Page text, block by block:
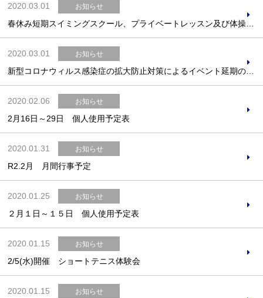
お問合せフォーム
交野市施設予約システム
2020.03.01 お知らせ
2020.03.01 お知らせ
2020.02.06 お知らせ
2月16日～29日 個人使用予定表
2020.01.31 お知らせ
R2.2月 月間行事予定
2020.01.25 お知らせ
２月１日～１５日 個人使用予定表
2020.01.15 お知らせ
2/5(水)開催 ショートテニス体験会
2020.01.15 お知らせ